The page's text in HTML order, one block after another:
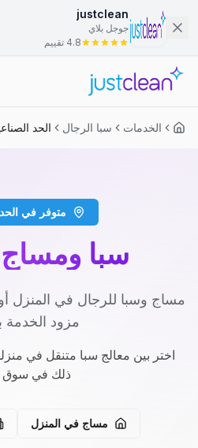
justclean
جوجل بلاي
4.8 تقييم
الخدمات سبا الرجال الحد
متوفر في الحد
سبا
مساج وسبا للرجال في المنزل
مزود
اختر بين معالج سبا متنقل في
ذلك في سوق
مساج في المنزل